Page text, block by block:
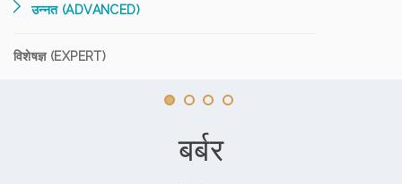
उन्नत (ADVANCED)
विशेषज्ञ (EXPERT)
बर्बर